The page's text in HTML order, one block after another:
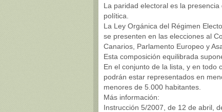
La paridad electoral es la
política.
La Ley Orgánica del Régimen
se presenten en las elecciones al
Canarios, Parlamento Europeo y
Esta composición equilibrada
En el conjunto de la lista, y en todo
podrán estar representados en
menores de 5.000 habitantes.
Más información:
Instrucción 5/2007, de 12 de abril,